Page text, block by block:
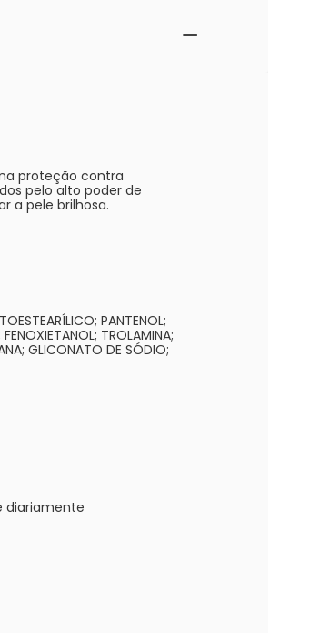
proteção contra
pelo alto poder de
a pele brilhosa.
PANTENOL;
TROLAMINA;
GLICONATO DE SÓDIO;
diariamente